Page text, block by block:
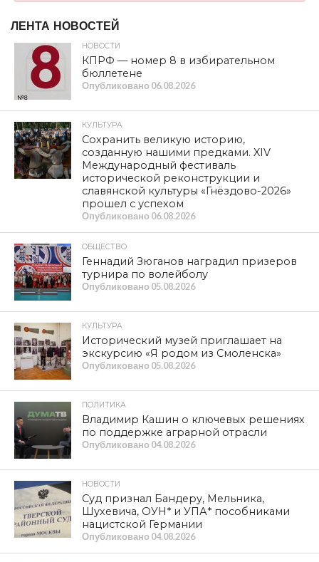
ЛЕНТА НОВОСТЕЙ
НОВОСТИ
КПРФ — номер 8 в избирательном
бюллетене
Опубликовано 06.08.2026
КУЛЬТУРА
Сохранить великую историю,
созданную нашими предками. XIV
Международный фестиваль
исторической реконструкции и
славянской культуры «Гнёздово-2026»
прошел с успехом
Опубликовано 06.08.2026
ОБЩЕСТВО
Геннадий Зюганов наградил призеров
турнира по волейболу
Опубликовано 05.08.2026
КУЛЬТУРА
Исторический музей приглашает на
экскурсию «Я родом из Смоленска»
Опубликовано 05.08.2026
ПОЛИТИКА
Владимир Кашин о ключевых решениях
по поддержке аграрной отрасли
Опубликовано 04.08.2026
НОВОСТИ
Суд признал Бандеру, Мельника,
Шухевича, ОУН* и УПА* пособниками
нацистской Германии
Опубликовано 04.08.2026